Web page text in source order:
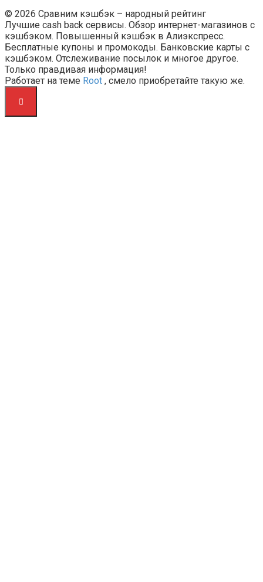
© 2026 Сравним кэшбэк – народный рейтинг
Лучшие cash back сервисы. Обзор интернет-магазинов с
кэшбэком. Повышенный кэшбэк в Алиэкспресс.
Бесплатные купоны и промокоды. Банковские карты с
кэшбэком. Отслеживание посылок и многое другое.
Только правдивая информация!
Работает на теме Root , смело приобретайте такую же.